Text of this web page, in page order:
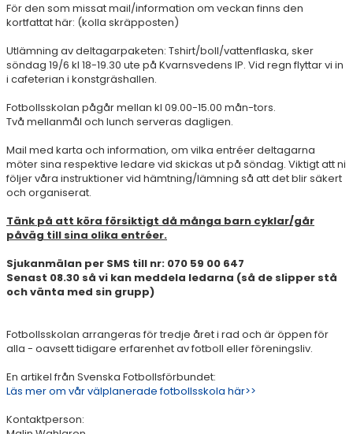
För den som missat mail/information om veckan finns den
kortfattat här: (kolla skräpposten)
Utlämning av deltagarpaketen: Tshirt/boll/vattenflaska, sker
söndag 19/6 kl 18-19.30 ute på Kvarnsvedens IP. Vid regn flyttar vi in
i cafeterian i konstgräshallen.
Fotbollsskolan pågår mellan kl 09.00-15.00 mån-tors.
Två mellanmål och lunch serveras dagligen.
Mail med karta och information, om vilka entréer deltagarna
möter sina respektive ledare vid skickas ut på söndag. Viktigt att ni
följer våra instruktioner vid hämtning/lämning så att det blir säkert
och organiserat.
Tänk på att köra försiktigt då många barn cyklar/går
påväg till sina olika entréer.
Sjukanmälan per SMS till nr: 070 59 00 647
Senast 08.30 så vi kan meddela ledarna (så de slipper stå
och vänta med sin grupp)
Fotbollsskolan arrangeras för tredje året i rad och är öppen för
alla - oavsett tidigare erfarenhet av fotboll eller föreningsliv.
En artikel från Svenska Fotbollsförbundet:
Läs mer om vår välplanerade fotbollsskola här>>
Kontaktperson: